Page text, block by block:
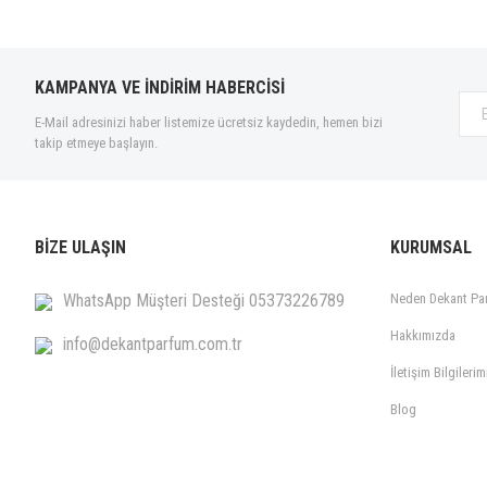
KAMPANYA VE İNDİRİM HABERCİSİ
E-Mail adresinizi haber listemize ücretsiz kaydedin, hemen bizi
takip etmeye başlayın.
BİZE ULAŞIN
WhatsApp Müşteri Desteği 05373226789
info@dekantparfum.com.tr
KURUMSAL
Neden Dekant
Hakkımızda
İletişim
Blog